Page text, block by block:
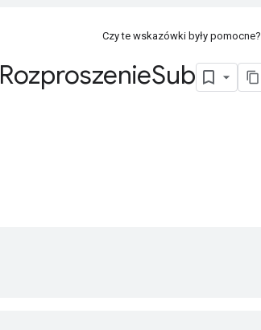
Czy te wskazówki były pomocne?
RozproszenieSub